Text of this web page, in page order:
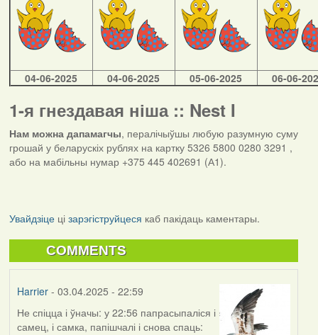
04-06-2025 04-06-2025 05-06-2025 06-06-
1-я гнездавая ніша :: Nest I
Нам можна дапамагчы, пералічыўшы любую разумную суму
грошай у беларускіх рублях на картку 5326 5800 0280 3291 ,
або на мабільны нумар +375 445 402691 (А1).
Увайдзіцеці зарэгіструйцеся каб пакідаць каментары.
COMMENTS
Harrier- 03.04.2025 - 22:59
Не спіцца і ўначы: у 22:56 папрасыпаліся і
самец, і самка, папішчалі і снова спаць: